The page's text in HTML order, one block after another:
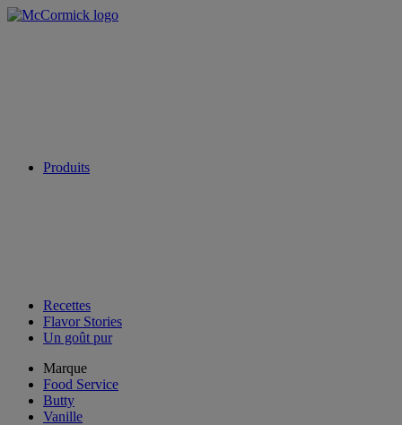
Produits
Recettes
Flavor Stories
Un goût pur
Marque
Food Service
Butty
Vanille